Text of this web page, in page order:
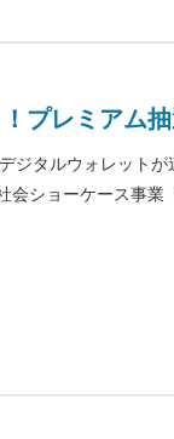
プレミアム
ジタルウォレット
会ショーケース事